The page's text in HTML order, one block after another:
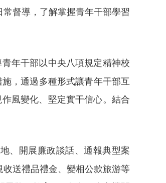
督導，了解掌握青年干部學習
年干部以中央八項規定精神校
，通過多種形式讓青年干部互
風變化、堅定實干信心。結合
、開展廉政談話、通報典型案
送禮品禮金、變相公款旅游等